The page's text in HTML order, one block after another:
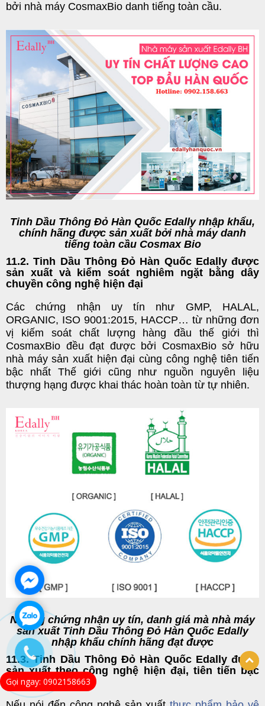
bởi nhà máy CosmaxBio danh tiếng toàn cầu.
Tinh Dầu Thông Đỏ Hàn Quốc Edally nhập khẩu,
chính hãng được sản xuất bởi nhà máy danh
tiếng toàn cầu Cosmax Bio
11.2. Tinh Dầu Thông Đỏ Hàn Quốc Edally được
sản xuất và kiểm soát nghiêm ngặt bằng dây
chuyền công nghệ hiện đại
Các chứng nhận uy tín như GMP, HALAL,
ORGANIC, ISO 9001:2015, HACCP… từ những đơn
vị kiếm soát chất lượng hàng đầu thế giới thì
CosmaxBio đều đạt được bởi CosmaxBio sở hữu
nhà máy sản xuất hiện đại cùng công nghệ tiên tiến
bậc nhất Thế giới cũng như nguồn nguyên liệu
thượng hạng được khai thác hoàn toàn từ tự nhiên.
Những chứng nhận uy tín, danh giá mà nhà máy
sản xuất Tinh Dầu Thông Đỏ Hàn Quốc Edally
nhập khẩu chính hãng đạt được
11.3. Tinh Dầu Thông Đỏ Hàn Quốc Edally được
sản xuất theo công nghệ hiện đại, tiên tiến bậc
nhất Thế giới
Gọi ngay: 0902158663